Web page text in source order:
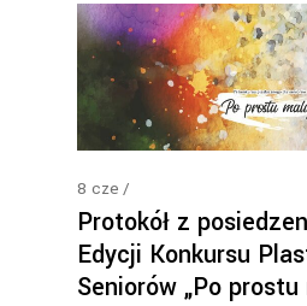
8 cze
Protokół z
Edycji Konkursu
Seniorów „Po prostu